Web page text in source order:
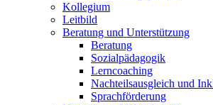
Kollegium
Leitbild
Beratung und Unterstützung
Beratung
Sozialpädagogik
Lerncoaching
Nachteilsausgleich und
Sprachförderung